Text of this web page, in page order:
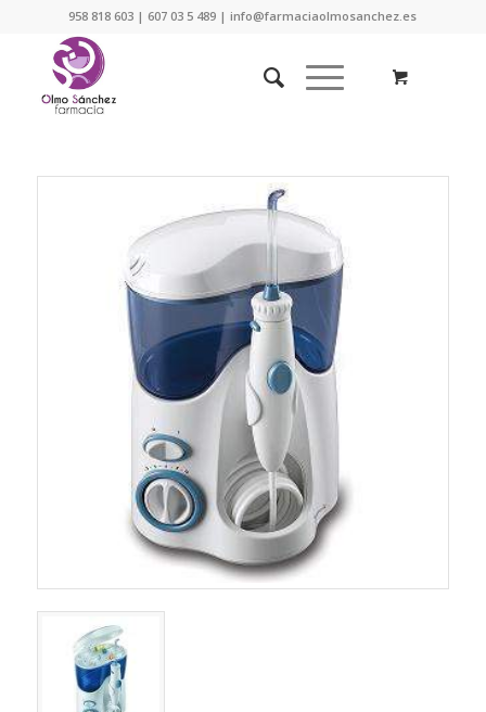
958 818 603 | 607 03 5 489 | info@farmaciaolmosanchez.es